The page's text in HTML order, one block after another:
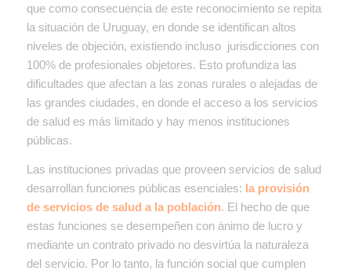
que como consecuencia de este reconocimiento se repita
la situación de Uruguay, en donde se identifican altos
niveles de objeción, existiendo incluso jurisdicciones con
100% de profesionales objetores. Esto profundiza las
dificultades que afectan a las zonas rurales o alejadas de
las grandes ciudades, en donde el acceso a los servicios
de salud es más limitado y hay menos instituciones
públicas.
Las instituciones privadas que proveen servicios de salud
desarrollan funciones públicas esenciales: la provisión
de servicios de salud a la población. El hecho de que
estas funciones se desempeñen con ánimo de lucro y
mediante un contrato privado no desvirtúa la naturaleza
del servicio. Por lo tanto, la función social que cumplen